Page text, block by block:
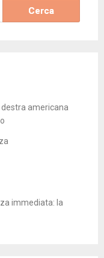
destra americana
immediata: la